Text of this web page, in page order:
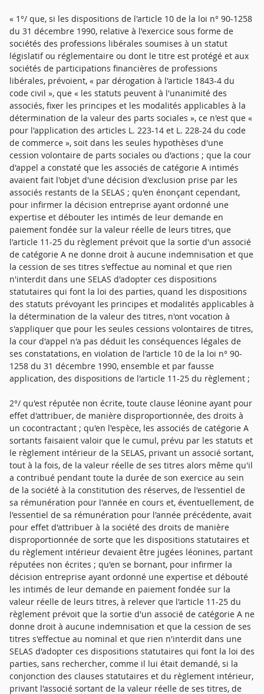
« 1°/ que, si les dispositions de l'article 10 de la loi n° 90-1258
du 31 décembre 1990, relative à l'exercice sous forme de
sociétés des professions libérales soumises à un statut
législatif ou réglementaire ou dont le titre est protégé et aux
sociétés de participations financières de professions
libérales, prévoient, « par dérogation à l'article 1843-4 du
code civil », que « les statuts peuvent à l'unanimité des
associés, fixer les principes et les modalités applicables à la
détermination de la valeur des parts sociales », ce n'est que «
pour l'application des articles L. 223-14 et L. 228-24 du code
de commerce », soit dans les seules hypothèses d'une
cession volontaire de parts sociales ou d'actions ; que la cour
d'appel a constaté que les associés de catégorie A intimés
avaient fait l'objet d'une décision d'exclusion prise par les
associés restants de la SELAS ; qu'en énonçant cependant,
pour infirmer la décision entreprise ayant ordonné une
expertise et débouter les intimés de leur demande en
paiement fondée sur la valeur réelle de leurs titres, que
l'article 11-25 du règlement prévoit que la sortie d'un associé
de catégorie A ne donne droit à aucune indemnisation et que
la cession de ses titres s'effectue au nominal et que rien
n'interdit dans une SELAS d'adopter ces dispositions
statutaires qui font la loi des parties, quand les dispositions
des statuts prévoyant les principes et modalités applicables à
la détermination de la valeur des titres, n'ont vocation à
s'appliquer que pour les seules cessions volontaires de titres,
la cour d'appel n'a pas déduit les conséquences légales de
ses constatations, en violation de l'article 10 de la loi n° 90-
1258 du 31 décembre 1990, ensemble et par fausse
application, des dispositions de l'article 11-25 du règlement ;
2°/ qu'est réputée non écrite, toute clause léonine ayant pour
effet d'attribuer, de manière disproportionnée, des droits à
un cocontractant ; qu'en l'espèce, les associés de catégorie A
sortants faisaient valoir que le cumul, prévu par les statuts et
le règlement intérieur de la SELAS, privant un associé sortant,
tout à la fois, de la valeur réelle de ses titres alors même qu'il
a contribué pendant toute la durée de son exercice au sein
de la société à la constitution des réserves, de l'essentiel de
sa rémunération pour l'année en cours et, éventuellement, de
l'essentiel de sa rémunération pour l'année précédente, avait
pour effet d'attribuer à la société des droits de manière
disproportionnée de sorte que les dispositions statutaires et
du règlement intérieur devaient être jugées léonines, partant
réputées non écrites ; qu'en se bornant, pour infirmer la
décision entreprise ayant ordonné une expertise et débouté
les intimés de leur demande en paiement fondée sur la
valeur réelle de leurs titres, à relever que l'article 11-25 du
règlement prévoit que la sortie d'un associé de catégorie A ne
donne droit à aucune indemnisation et que la cession de ses
titres s'effectue au nominal et que rien n'interdit dans une
SELAS d'adopter ces dispositions statutaires qui font la loi des
parties, sans rechercher, comme il lui était demandé, si la
conjonction des clauses statutaires et du règlement intérieur,
privant l'associé sortant de la valeur réelle de ses titres, de